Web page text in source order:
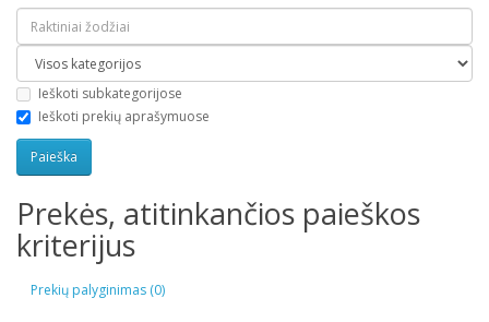
Ieškoti subkategorijose
Ieškoti prekių aprašymuose
Prekės, atitinkančios paieškos
kriterijus
Prekių palyginimas (0)